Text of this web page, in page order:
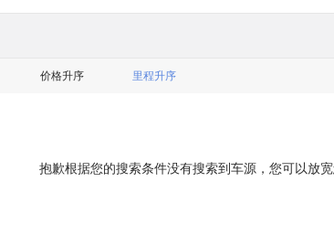
价格升序 里程升序
抱歉根据您的搜索条件没有搜索到车源，您可以放宽